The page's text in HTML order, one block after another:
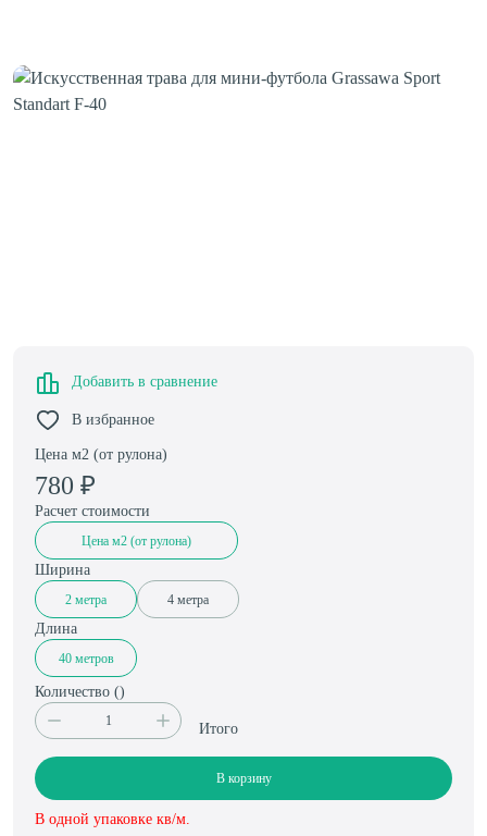
Цена м2 (от рулона)
780 ₽
Добавить в сравнение
В избранное
Расчет стоимости
Цена м2 (от рулона)
Ширина
2 метра 4 метра
Длина
40 метров
Количество ()
Итого
В корзину
В одной упаковке кв/м.